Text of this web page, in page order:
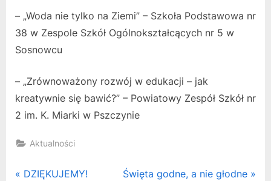
– „Woda nie tylko na Ziemi” – Szkoła Podstawowa nr
38 w Zespole Szkół Ogólnokształcących nr 5 w
Sosnowcu
– „Zrównoważony rozwój w edukacji – jak
kreatywnie się bawić?” – Powiatowy Zespół Szkół nr
2 im. K. Miarki w Pszczynie
Aktualności
P
DZIĘKUJEMY!
N
Święta godne, a nie głodne